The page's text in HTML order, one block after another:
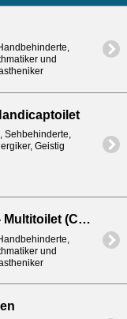
und
Sehbehinderte,
Geistig
ZOOTOPIA - Område P3 - Multitoilet (Changing Place)
und